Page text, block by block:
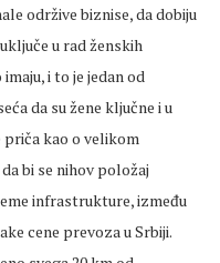
održive biznise, da dobiju
u rad ženskih
i to je jedan od
da su žene ključne i u
priča kao o velikom
bi se nihov položaj
infrastrukture, između
cene prevoza u Srbiji.